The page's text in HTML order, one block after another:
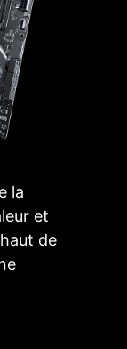
la
et
de
MPG
en
gamme.
1